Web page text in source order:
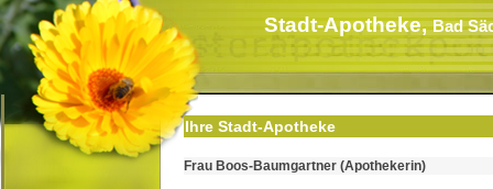
Stadt-Apotheke,Bad
Ihre Stadt-Apotheke
Frau Boos-Baumgartner (Apothekerin)